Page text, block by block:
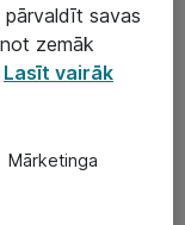
pārvaldīt savas
zemāk
Lasīt vairāk
Mārketinga